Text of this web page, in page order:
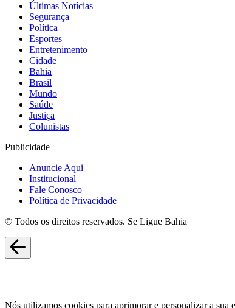
Últimas Notícias
Segurança
Política
Esportes
Entretenimento
Cidade
Bahia
Brasil
Mundo
Saúde
Justiça
Colunistas
Publicidade
Anuncie Aqui
Institucional
Fale Conosco
Política de Privacidade
© Todos os direitos reservados. Se Ligue Bahia
Nós utilizamos cookies para aprimorar e personalizar a